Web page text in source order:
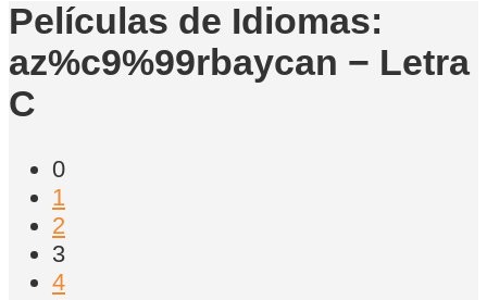
Películas de Idiomas:
az%c9%99rbaycan − Letra
C
0
1
2
3
4